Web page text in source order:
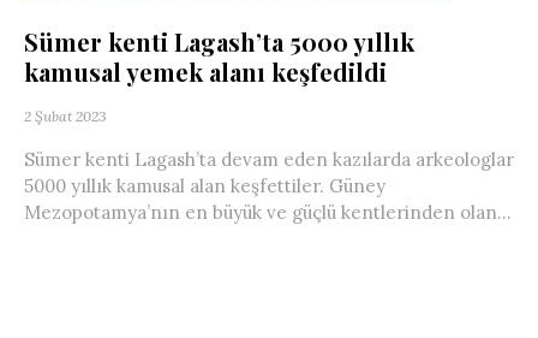
Sümer kenti Lagash’ta 5000 yıllık
kamusal yemek alanı keşfedildi
2 Şubat 2023
Sümer kenti Lagash’ta devam eden kazılarda arkeologlar
5000 yıllık kamusal alan keşfettiler. Güney
Mezopotamya’nın en büyük ve güçlü kentlerinden olan...